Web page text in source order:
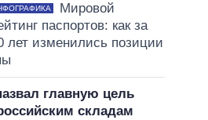
Мировой
паспортов: как за
лет изменились позиции
главную цель
складам